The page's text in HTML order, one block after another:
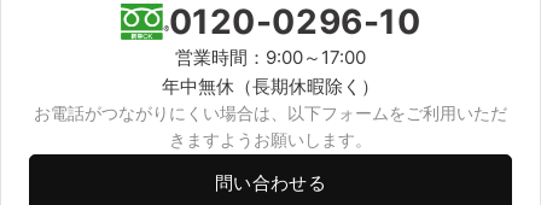
0120-0296-10
営業時間：9:00～17:00
年中無休（長期休暇除く）
お電話がつながりにくい場合は、以下フォームをご利用いただ
きますようお願いします。
問い合わせる